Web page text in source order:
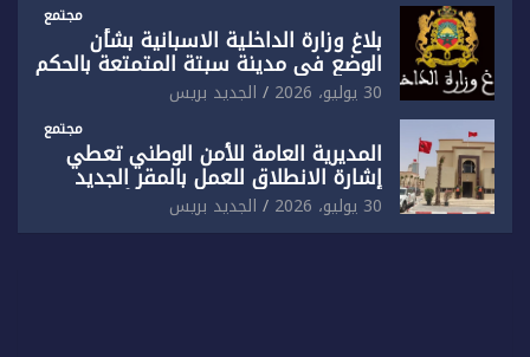
مجتمع
بلاغ وزارة الداخلية الاسبانية بشأن
الوضع في مدينة سبتة المتمتعة بالحكم
الذاتي
30 يوليو، 2026 الجديد بريس
مجتمع
المديرية العامة للأمن الوطني تعطي
إشارة الانطلاق للعمل بالمقر الجديد
للدائرة الثالثة للشرطة بولاية أمن العيون
30 يوليو، 2026 الجديد بريس